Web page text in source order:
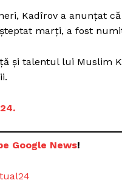
Kadîrov a anunțat
marți, a fost
și talentul lui Muslim
Google News!